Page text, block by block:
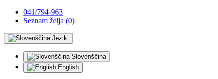
041/794-963
Seznam želja (0)
Jezik
Slovenščina
English